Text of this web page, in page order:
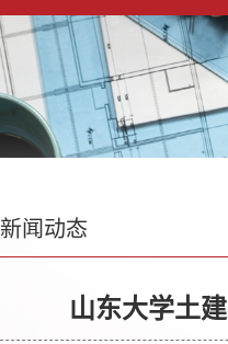
新闻动态
山东大学土